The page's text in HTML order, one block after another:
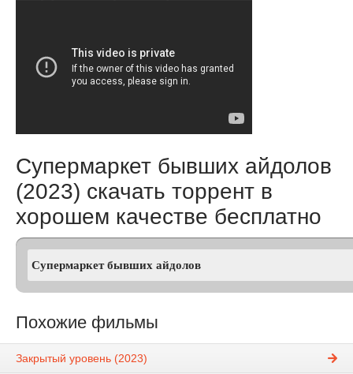
Супермаркет бывших айдолов
(2023) скачать торрент в
хорошем качестве бесплатно
Похожие фильмы
Закрытый уровень (2023)